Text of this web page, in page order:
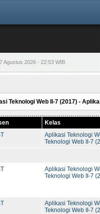
Agustus 2026 - 22:53 WIB
Teknologi Web II-7 (2017) -
Kelas
Aplikasi Teknologi
Teknologi Web II-7
Aplikasi Teknologi
Teknologi Web II-7
Aplikasi Teknologi
Teknologi Web II-7